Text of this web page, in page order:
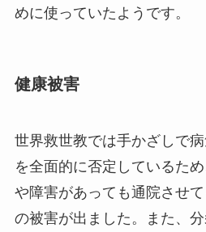
めに使っていたようです。
健康被害
世界救世教では手かざしで
を全面的に否定しているた
や障害があっても通院させ
の被害が出ました。また、